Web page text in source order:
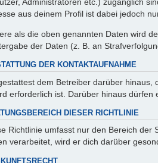
aus deinem Profil ist dabei jedoch
als die oben genannten Daten wird
der Daten (z. B. an
DER KONTAKTAUFNAHME
dem Betreiber darüber
erforderlich ist. Darüber hinaus
DIESER RICHTLINIE
Richtlinie umfasst nur den Bereich
verarbeitet, wird er dich darüber